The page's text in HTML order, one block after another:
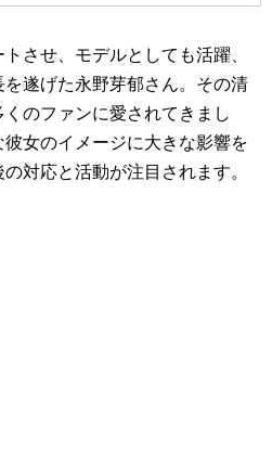
させ、モデルとしても活躍、
遂げた永野芽郁さん。その清
のファンに愛されてきまし
女のイメージに大きな影響を
対応と活動が注目されます。